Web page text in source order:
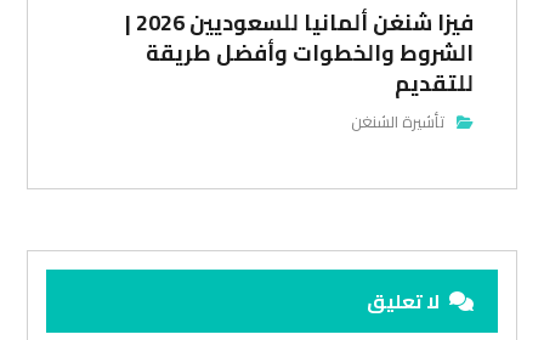
فيزا شنغن ألمانيا للسعوديين 2026 |
الشروط والخطوات وأفضل طريقة
للتقديم
تأشيرة الشنغن
لا تعليق